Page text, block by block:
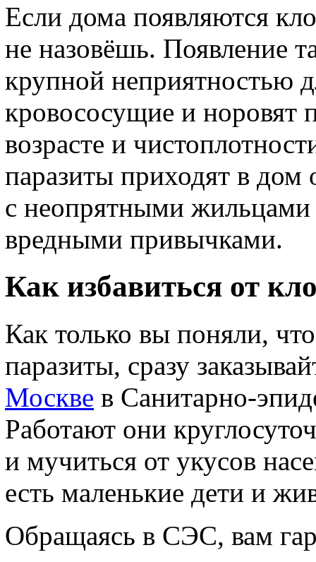
Если дома появляются
не назовёшь. Появление
крупной неприятностью
кровососущие и норовят
возрасте и
паразиты приходят в дом
с неопрятными
вредными привычками.
Как избавиться от
Как только вы поняли,
паразиты, сразу
Москве в Санитарно-
Работают они
и мучиться от укусов
есть маленькие дети и
Обращаясь в СЭС, вам